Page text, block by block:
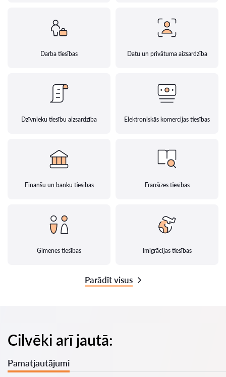
Darba tiesības Datu un privātuma aizsardzība
Dzīvnieku tiesību aizsardzība Elektroniskās komercijas tiesības
Finanšu un banku tiesības Franšīzes tiesības
Ģimenes tiesības Imigrācijas tiesības
Parādīt visus
Cilvēki arī jautā:
Pamatjautājumi